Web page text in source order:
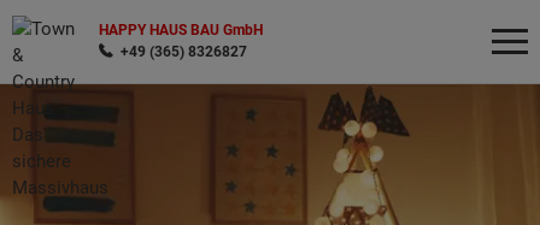
HAPPY HAUS BAU GmbH
+49 (365) 8326827
Wonach möchten Sie suchen?